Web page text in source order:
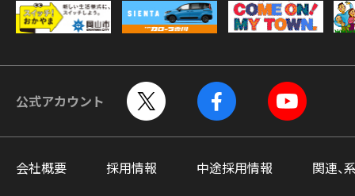
公式アカウント
会社概要 採用情報 中途採用情報 関連、